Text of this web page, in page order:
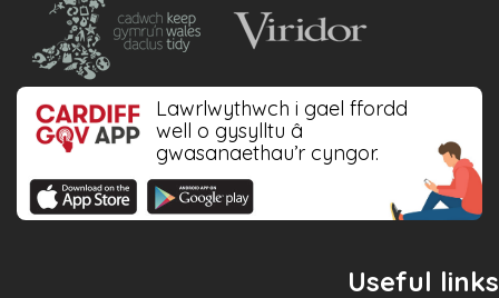
Lawrlwythwch i gael ffordd
well o gysylltu â
gwasanaethau’r cyngor.
Useful links